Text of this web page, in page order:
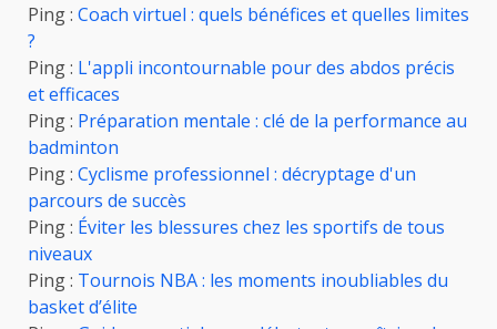
Ping : Coach virtuel : quels bénéfices et quelles limites
?
Ping : L'appli incontournable pour des abdos précis
et efficaces
Ping : Préparation mentale : clé de la performance au
badminton
Ping : Cyclisme professionnel : décryptage d'un
parcours de succès
Ping : Éviter les blessures chez les sportifs de tous
niveaux
Ping : Tournois NBA : les moments inoubliables du
basket d’élite